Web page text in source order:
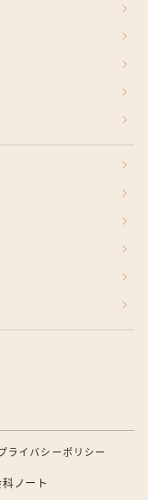
ライバシーポリシー
ノート